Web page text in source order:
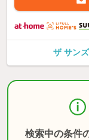
ザ サン
検索中の条件